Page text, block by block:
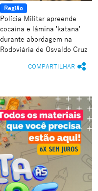
Região
Polícia Militar apreende
cocaína e lâmina 'katana'
durante abordagem na
Rodoviária de Osvaldo Cruz
COMPARTILHAR